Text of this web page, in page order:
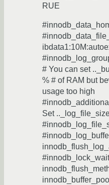
RUE
# You can set
% # of RAM but
usage too high
Set